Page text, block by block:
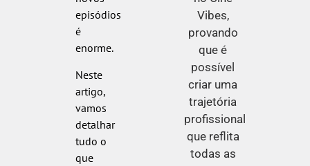
episódios
é
enorme.
Neste
artigo,
vamos
detalhar
tudo o
que
Vibes,
provando
que é
possível
criar uma
trajetória
profissional
que reflita
todas as